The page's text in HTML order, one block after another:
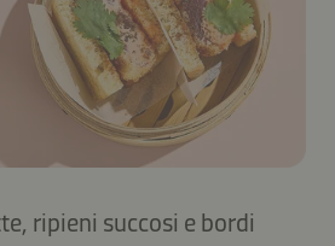
ripieni succosi e bordi